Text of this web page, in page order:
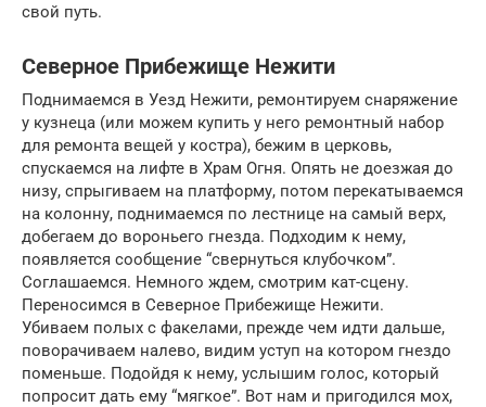
свой путь.
Северное Прибежище Нежити
Поднимаемся в Уезд Нежити, ремонтируем снаряжение
у кузнеца (или можем купить у него ремонтный набор
для ремонта вещей у костра), бежим в церковь,
спускаемся на лифте в Храм Огня. Опять не доезжая до
низу, спрыгиваем на платформу, потом перекатываемся
на колонну, поднимаемся по лестнице на самый верх,
добегаем до вороньего гнезда. Подходим к нему,
появляется сообщение “свернуться клубочком”.
Соглашаемся. Немного ждем, смотрим кат-сцену.
Переносимся в Северное Прибежище Нежити.
Убиваем полых с факелами, прежде чем идти дальше,
поворачиваем налево, видим уступ на котором гнездо
поменьше. Подойдя к нему, услышим голос, который
попросит дать ему “мягкое”. Вот нам и пригодился мох,